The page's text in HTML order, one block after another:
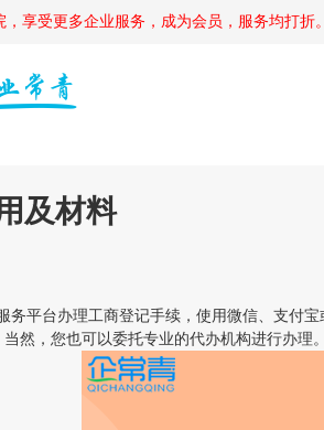
享受更多企业服务，成为会员，服务均打折。
及材料
台办理工商登记手续，使用微信、支付宝
然，您也可以委托专业的代办机构进行办